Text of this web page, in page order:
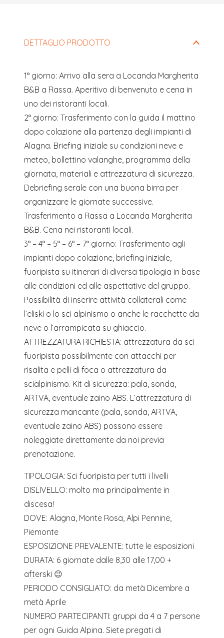
essere
vuoto
DETTAGLIO PRODOTTO
1° giorno: Arrivo alla sera a Locanda Margherita
B&B a Rassa. Aperitivo di benvenuto e cena in
uno dei ristoranti locali.
2° giorno: Trasferimento con la guida il mattino
dopo colazione alla partenza degli impianti di
Alagna. Briefing iniziale su condizioni neve e
meteo, bollettino valanghe, programma della
giornata, materiali e attrezzatura di sicurezza.
Debriefing serale con una buona birra per
organizzare le giornate successive.
Trasferimento a Rassa a Locanda Margherita
B&B. Cena nei ristoranti locali.
3° – 4° – 5° – 6° – 7° giorno: Trasferimento agli
impianti dopo colazione, briefing iniziale,
fuoripista su itinerari di diversa tipologia in base
alle condizioni ed alle aspettative del gruppo.
Possibilità di inserire attività collaterali come
l’eliski o lo sci alpinismo o anche le racchette da
neve o l’arrampicata su ghiaccio.
ATTREZZATURA RICHIESTA: attrezzatura da sci
fuoripista possibilmente con attacchi per
risalita e pelli di foca o attrezzatura da
scialpinismo. Kit di sicurezza: pala, sonda,
ARTVA, eventuale zaino ABS. L’attrezzatura di
sicurezza mancante (pala, sonda, ARTVA,
eventuale zaino ABS) possono essere
noleggiate direttamente da noi previa
prenotazione.
TIPOLOGIA: Sci fuoripista per tutti i livelli
DISLIVELLO: molto ma principalmente in
discesa!
DOVE: Alagna, Monte Rosa, Alpi Pennine,
Piemonte
ESPOSIZIONE PREVALENTE: tutte le esposizioni
DURATA: 6 giornate dalle 8,30 alle 17,00 +
afterski 😉
PERIODO CONSIGLIATO: da metà Dicembre a
metà Aprile
NUMERO PARTECIPANTI: gruppi da 4 a 7 persone
per ogni Guida Alpina. Siete pregati di